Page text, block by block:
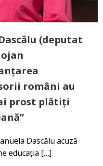
(deputat
români au
prost plătiți
Dascălu acuză
educația […]